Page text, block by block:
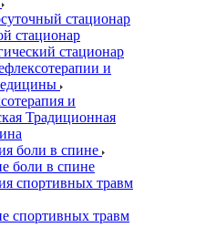
стационар
стационар
стационар
и
и
Традиционная
боли в спине
боли в спине
спортивных травм
спортивных травм